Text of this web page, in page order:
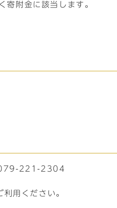
附金に該当します。
221-2304
用ください。